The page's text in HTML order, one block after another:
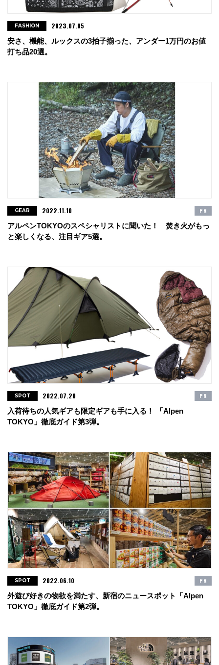
安さ、機能、ルックスの3拍子揃った、アンダー1万円のお値
打ち品20選。
FASHION 2023.07.05
アルペンTOKYOのスペシャリストに聞いた！ 焚き火がもっ
と楽しくなる、注目ギア5選。
GEAR 2022.11.10 PR
入荷待ちの人気ギアも限定ギアも手に入る！ 「Alpen
TOKYO」徹底ガイド第3弾。
SPOT 2022.07.20 PR
外遊び好きの物欲を満たす、新宿のニュースポット「Alpen
TOKYO」徹底ガイド第2弾。
SPOT 2022.06.10 PR